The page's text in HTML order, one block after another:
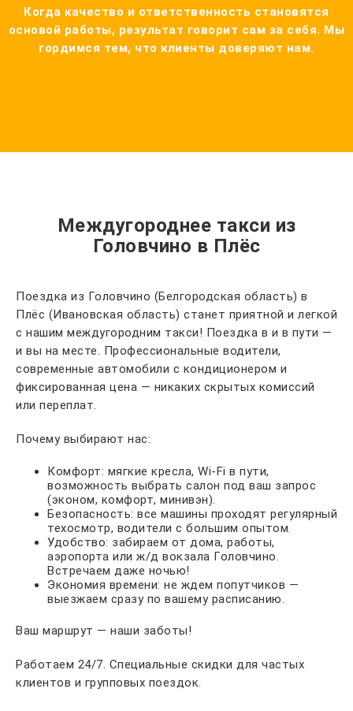
Когда качество и ответственность становятся
основой работы, результат говорит сам за себя. Мы
гордимся тем, что клиенты доверяют нам.
Междугороднее такси из
Головчино в Плёс
Поездка из Головчино (Белгородская область) в
Плёс (Ивановская область) станет приятной и легкой
с нашим междугородним такси! Поездка в и в пути —
и вы на месте. Профессиональные водители,
современные автомобили с кондиционером и
фиксированная цена — никаких скрытых комиссий
или переплат.
Почему выбирают нас:
Комфорт: мягкие кресла, Wi-Fi в пути,
возможность выбрать салон под ваш запрос
(эконом, комфорт, минивэн).
Безопасность: все машины проходят регулярный
техосмотр, водители с большим опытом.
Удобство: забираем от дома, работы,
аэропорта или ж/д вокзала Головчино.
Встречаем даже ночью!
Экономия времени: не ждем попутчиков —
выезжаем сразу по вашему расписанию.
Ваш маршрут — наши заботы!
Работаем 24/7. Специальные скидки для частых
клиентов и групповых поездок.